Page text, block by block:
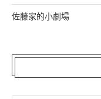
佐藤家的小劇場